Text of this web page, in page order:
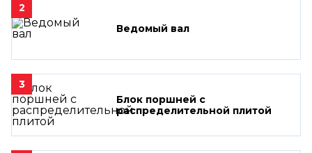
2
Ведомый вал
3
Блок поршней c
распределительной плитой